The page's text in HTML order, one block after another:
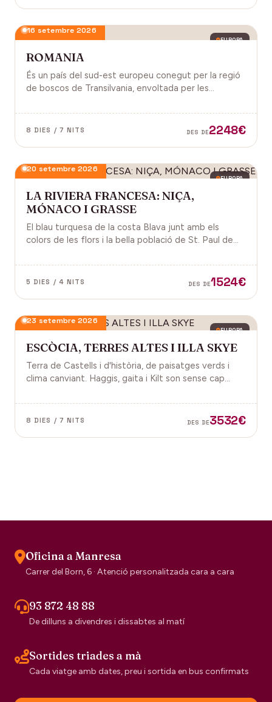
EUROPA
16 setembre 2026
ROMANIA
És un país del sud-est europeu conegut per la regió
de boscos de Transilvania, envoltada per les
segle XIV i el Castell de Peles.
8 DIES / 7 NITS DES DE2248€
EUROPA
20 setembre 2026
LA RIVIERA FRANCESA: NIÇA,
MÓNACO I GRASSE
El blau turquesa de la costa Blava junt amb els
colors de les flors i la bella població de St. Paul de
digne de visitar. Perfums a Grasse.
5 DIES / 4 NITS DES DE1524€
EUROPA
23 setembre 2026
ESCÒCIA, TERRES ALTES I ILLA SKYE
Terra de Castells i d'història, de paisatges verds i
clima canviant. Haggis, gaita i Kilt son sense cap
8 DIES / 7 NITS DES DE3532€
Oficina a Manresa
Carrer del Born, 6 · Atenció personalitzada cara a cara
93 872 48 88
De dilluns a divendres i dissabtes al matí
Sortides triades a mà
Cada viatge amb dates, preu i sortida en bus confirmats